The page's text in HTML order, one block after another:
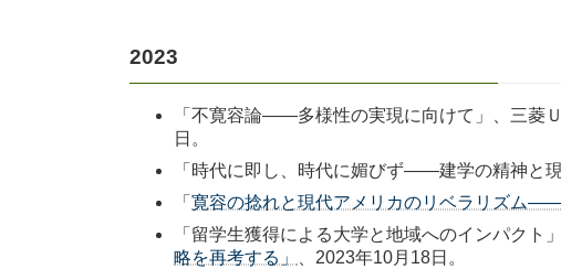
2023
「不寛容論――多様性の実現に向けて」、三菱
日。
「時代に即し、時代に媚びず――建学の精神と
「 寛容の捻れと現代アメリカのリベラリズム
「留学生獲得による大学と地域へのインパクト」
略を再考する」
、2023年10月18日。